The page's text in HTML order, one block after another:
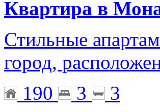
Квартира в
Стильные
город,
190
3
3